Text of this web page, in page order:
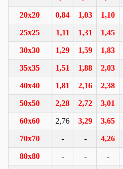
20x20 0,84 1,03 1,10
25x25 1,11 1,31 1,45
30x30 1,29 1,59 1,83
35x35 1,51 1,88 2,03
40x40 1,81 2,16 2,38
50x50 2,28 2,72 3,01
60x60 2,76 3,29 3,65
70x70 - - 4,26
80x80 - - -